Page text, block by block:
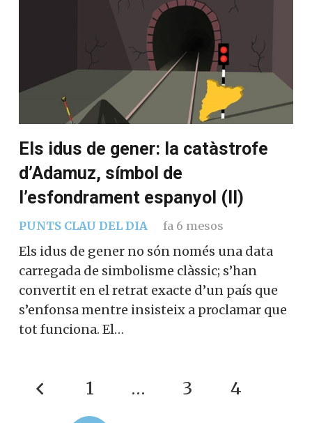
Els idus de gener: la catàstrofe
d’Adamuz, símbol de
l’esfondrament espanyol (II)
PUNTS CLAU DEL DIA fa 6 mesos
Els idus de gener no són només una data
carregada de simbolisme clàssic; s’han
convertit en el retrat exacte d’un país que
s’enfonsa mentre insisteix a proclamar que
tot funciona. El…
1 … 3 4